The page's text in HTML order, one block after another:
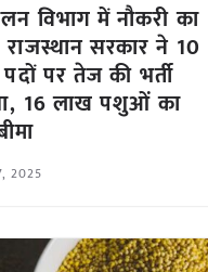
विभाग में नौकरी का
राजस्थान सरकार ने 10
पर तेज की भर्ती
16 लाख पशुओं का
2025